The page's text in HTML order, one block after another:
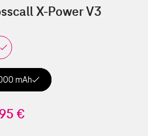
X-Power V3
mAh
€